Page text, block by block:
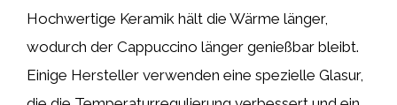
Hochwertige Keramik hält die Wärme länger,
wodurch der Cappuccino länger genießbar bleibt.
Einige Hersteller verwenden eine spezielle Glasur,